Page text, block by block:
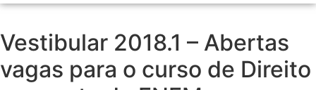
Vestibular 2018.1 – Abertas
vagas para o curso de Direito